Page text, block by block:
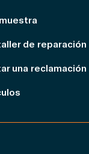
de reparación
una reclamación